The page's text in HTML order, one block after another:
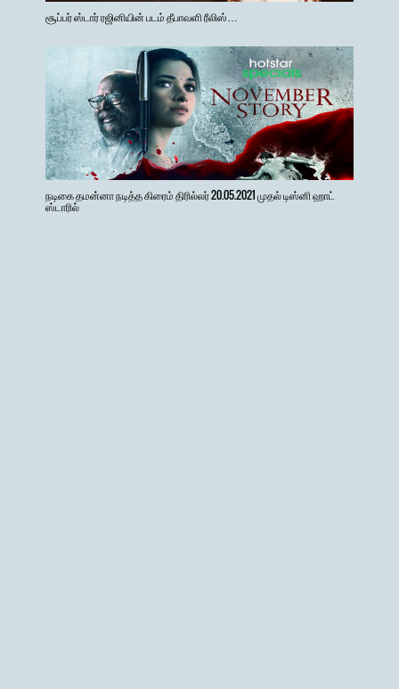
சூப்பர் ஸ்டார் ரஜினியின் படம் தீபாவளி ரீலிஸ்…
நடிகை தமன்னா நடித்த கிரைம் திரில்லர் 20.05.2021 முதல் டிஸ்னி ஹாட்
ஸ்டாரில்